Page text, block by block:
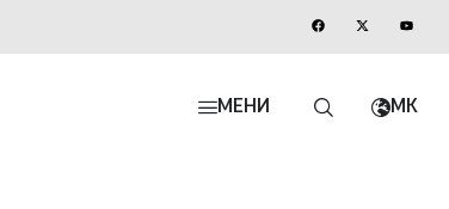
МЕНИ MK